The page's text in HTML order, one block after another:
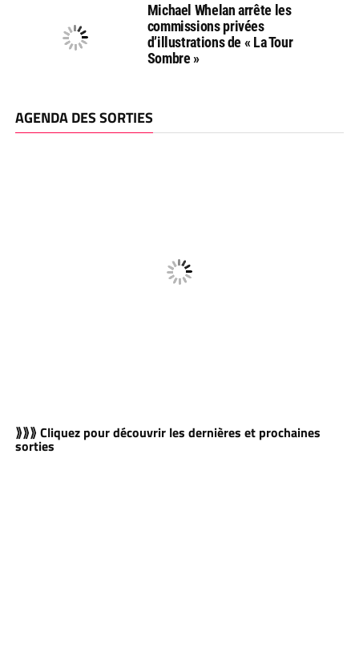
Michael Whelan arrête les
commissions privées
d’illustrations de « La Tour
Sombre »
AGENDA DES SORTIES
⟫⟫⟫ Cliquez pour découvrir les dernières et prochaines
sorties